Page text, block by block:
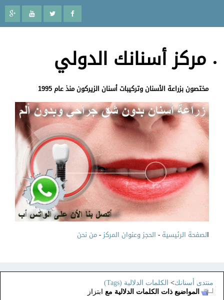
مركز أسنانك الدولي
مختصون بزراعة الأسنان وتركيبات أسنان الزيركون منذ عام 1995
لصفحة الرئيسية-الحجز وعنوان المركز-من نحن
منتدى أسنانك>الكلمات الدلالية (Tags)
المواضيع ذات الكلمات الدلالية مع ابتزاز